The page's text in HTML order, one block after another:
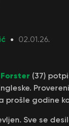
02.01.26.
(37)
prošle godine
Sve se